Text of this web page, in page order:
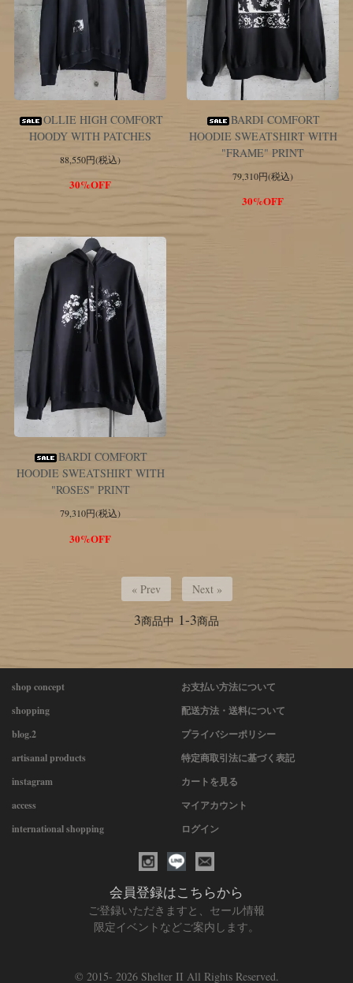
OLLIE HIGH COMFORT
HOODY WITH PATCHES
88,550円(税込)
30%OFF
BARDI COMFORT
HOODIE SWEATSHIRT WITH
"FRAME" PRINT
79,310円(税込)
30%OFF
BARDI COMFORT
HOODIE SWEATSHIRT WITH
"ROSES" PRINT
79,310円(税込)
30%OFF
« Prev Next »
3商品中 1-3商品
shop concept
shopping
blog.2
artisanal products
instagram
access
international shopping
お支払い方法について
配送方法・送料について
プライバシーポリシー
特定商取引法に基づく表記
カートを見る
マイアカウント
ログイン
会員登録はこちらから
ご登録いただきますと、セール情報
限定イベントなどご案内します。
© 2015- 2026 Shelter II All Rights Reserved.